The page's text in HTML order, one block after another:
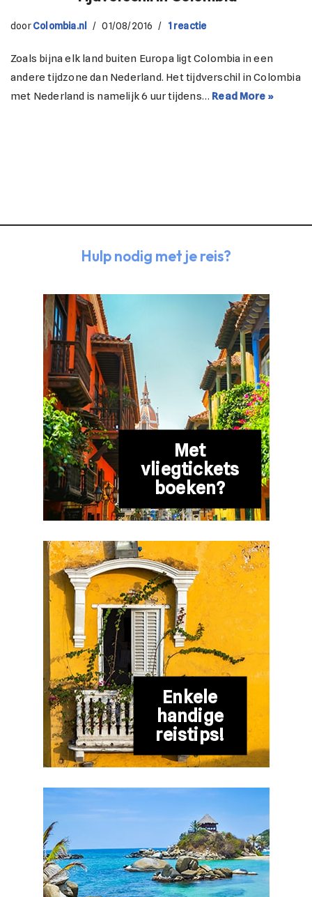
doorColombia.nl 01/08/2016 1 reactie
Zoals bijna elk land buiten Europa ligt Colombia in een
andere tijdzone dan Nederland. Het tijdverschil in Colombia
met Nederland is namelijk 6 uur tijdens… Read More »
Hulp nodig met je reis?
Met
vliegtickets
boeken?
Enkele
handige
reistips!